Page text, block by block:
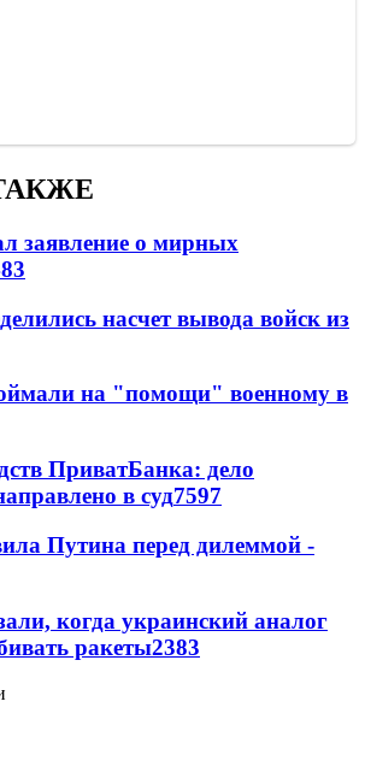
заявление о мирных
насчет вывода войск из
на "помощи" военному в
ПриватБанка: дело
в суд7597
Путина перед дилеммой -
когда украинский аналог
ракеты2383